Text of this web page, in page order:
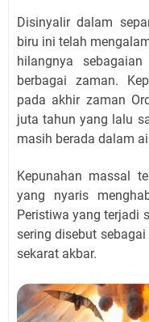
Disinyalir dalam
biru ini telah
hilangnya
berbagai zaman.
pada akhir zaman
juta tahun yang lalu
masih berada dalam
Kepunahan massal
yang nyaris
Peristiwa yang terjadi
sering disebut
sekarat akbar.